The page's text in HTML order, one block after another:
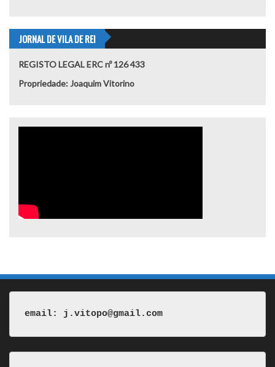
JORNAL DE VILA DE REI
REGISTO LEGAL ERC nº 126 433
Propriedade: Joaquim Vitorino
email: j.vitopo@gmail.com